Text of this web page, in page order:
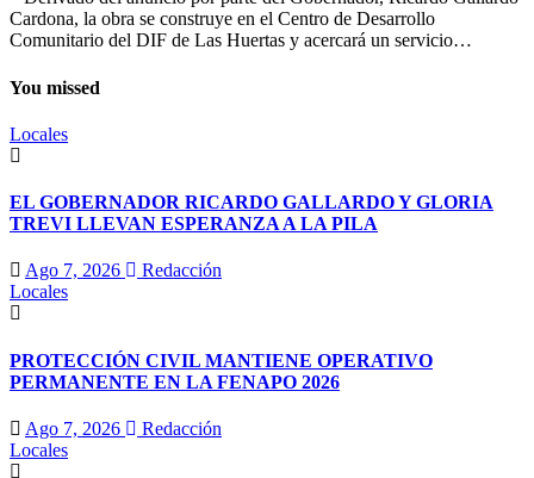
Cardona, la obra se construye en el Centro de Desarrollo
Comunitario del DIF de Las Huertas y acercará un servicio…
You missed
Locales
EL GOBERNADOR RICARDO GALLARDO Y GLORIA
TREVI LLEVAN ESPERANZA A LA PILA
Ago 7, 2026
Redacción
Locales
PROTECCIÓN CIVIL MANTIENE OPERATIVO
PERMANENTE EN LA FENAPO 2026
Ago 7, 2026
Redacción
Locales